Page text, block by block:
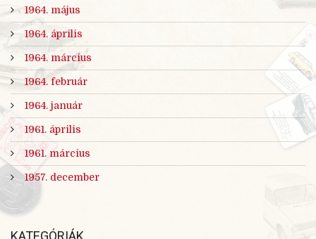
1964. május
1964. április
1964. március
1964. február
1964. január
1961. április
1961. március
1957. december
KATEGÓRIÁK